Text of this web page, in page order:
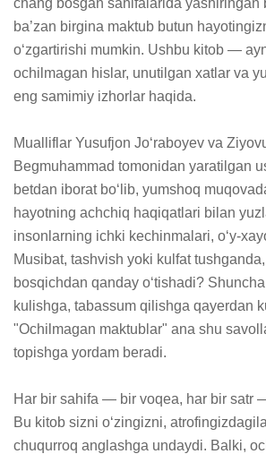
chang bosgan sahifalarida yashiringan
ba’zan birgina maktub butun
o‘zgartirishi mumkin. Ushbu kitob —
ochilmagan hislar, unutilgan xatlar va
eng samimiy izhorlar haqida.
Mualliflar Yusufjon Jo‘raboyev va
Begmuhammad tomonidan yaratilgan
betdan iborat bo‘lib, yumshoq
hayotning achchiq haqiqatlari bilan
insonlarning ichki kechinmalari, o‘y-
Musibat, tashvish yoki kulfat
bosqichdan qanday o‘tishadi?
kulishga, tabassum qilishga qayerdan
"Ochilmagan maktublar" ana shu
topishga yordam beradi.
Har bir sahifa — bir voqea, har bir satr
Bu kitob sizni o‘zingizni,
chuqurroq anglashga undaydi. Balki,